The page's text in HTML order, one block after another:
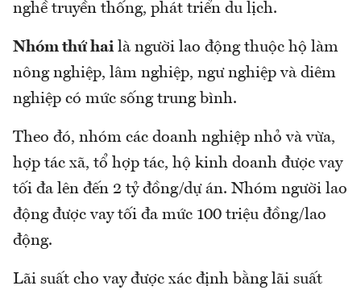
nghề truyền thống, phát triển du lịch.
Nhóm thứ hailà người lao động thuộc hộ làm
nông nghiệp, lâm nghiệp, ngư nghiệp và diêm
nghiệp có mức sống trung bình.
Theo đó, nhóm các doanh nghiệp nhỏ và vừa,
hợp tác xã, tổ hợp tác, hộ kinh doanh được vay
tối đa lên đến 2 tỷ đồng/dự án. Nhóm người lao
động được vay tối đa mức 100 triệu đồng/lao
động.
Lãi suất cho vay được xác định bằng lãi suất